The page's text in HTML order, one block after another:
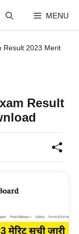
MENU
Result 2023 Merit
Result